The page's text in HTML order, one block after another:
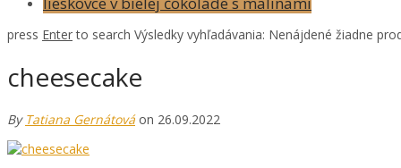
press Enterto search Výsledky vyhľadávania: Nenájdené žiadne
cheesecake
By Tatiana Gernátová on 26.09.2022